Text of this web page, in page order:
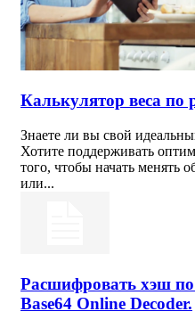
Калькулятор веса по
Знаете ли вы свой
Хотите поддерживать
того, чтобы начать менять
или...
Расшифровать хэш
Base64 Online Decoder.